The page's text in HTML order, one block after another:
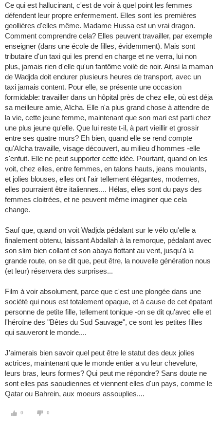
Ce qui est hallucinant, c'est de voir à quel point les femmes
défendent leur propre enfermement. Elles sont les premières
geollières d'elles même. Madame Hussa est un vrai dragon.
Comment comprendre cela? Elles peuvent travailler, par exemple
enseigner (dans une école de filles, évidemment). Mais sont
tributaire d'un taxi qui les prend en charge et ne verra, lui non
plus, jamais rien d'elle qu'un fantôme voilé de noir. Ainsi la maman
de Wadjda doit endurer plusieurs heures de transport, avec un
taxi jamais content. Pour elle, se présente une occasion
formidable: travailler dans un hôpital près de chez elle, où est déja
sa meilleure amie, Aïcha. Elle n'a plus grand chose à attendre de
la vie, cette jeune femme, maintenant que son mari est parti chez
une plus jeune qu'elle. Que lui reste t-il, à part vieillir et grossir
entre ses quatre murs? Eh bien, quand elle se rend compte
qu'Aïcha travaille, visage découvert, au milieu d'hommes -elle
s'enfuit. Elle ne peut supporter cette idée. Pourtant, quand on les
voit, chez elles, entre femmes, en talons hauts, jeans moulants,
et jolies blouses, elles ont l'air tellement élégantes, modernes,
elles pourraient être italiennes.... Hélas, elles sont du pays des
femmes cloitrées, et ne peuvent même imaginer que cela
change.
Sauf que, quand on voit Wadjda pédalant sur le vélo qu'elle a
finalement obtenu, laissant Abdallah à la remorque, pédalant avec
son slim bien collant et son abaya flottant au vent, jusqu'à la
grande route, on se dit que, peut être, la nouvelle génération nous
(et leur) réservera des surprises...
Film à voir absolument, parce que c'est une plongée dans une
société qui nous est totalement opaque, et à cause de cet épatant
personne de petite fille, tellement tonique -on se dit qu'avec elle et
l'héroïne des "Bêtes du Sud Sauvage", ce sont les petites filles
qui sauveront le monde....
J'aimerais bien savoir quel peut être le statut des deux jolies
actrices, maintenant que le monde entier a vu leur chevelure,
leurs bras, leurs formes? Qui peut me répondre? Sans doute ne
sont elles pas saoudiennes et viennent elles d'un pays, comme le
Qatar ou Bahrein, aux moeurs assouplies....
0 0